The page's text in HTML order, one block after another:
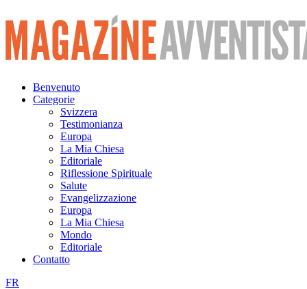
Vai
al
contenuto
Benvenuto
Categorie
Svizzera
Testimonianza
Europa
La Mia Chiesa
Editoriale
Riflessione Spirituale
Salute
Evangelizzazione
Europa
La Mia Chiesa
Mondo
Editoriale
Contatto
FR